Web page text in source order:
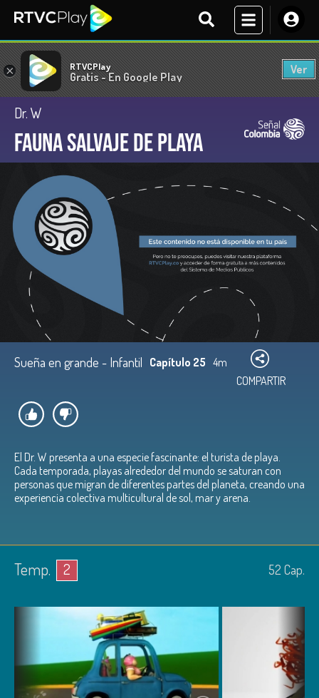
× RTVCPlay
Gratis - En Google Play
Ver
Dr. W
Fauna salvaje de playa
Sueña en grande - Infantil Capítulo 25 4m
COMPARTIR
El Dr. W presenta a una especie fascinante: el turista de playa.
Cada temporada, playas alrededor del mundo se saturan con
personas que migran de diferentes partes del planeta, creando una
experiencia colectiva multicultural de sol, mar y arena.
Temp. 2 52 Cap.